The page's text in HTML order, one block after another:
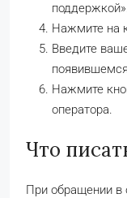
Нажмите на
Введите
Нажмите
оператора.
Что
При обращении в